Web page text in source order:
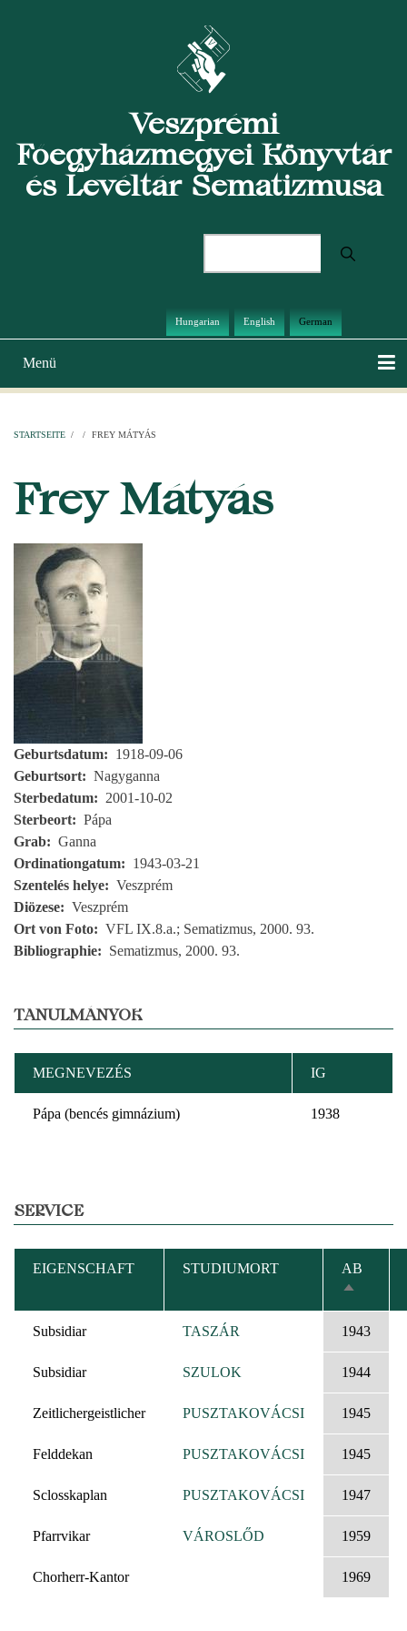
Veszprémi
Főegyházmegyei Könyvtár
és Levéltár Sematizmusa
Hungarian English German
Hauptnavigation
Menü
STARTSEITE / / FREY MÁTYÁS
Frey Mátyás
Geburtsdatum
1918-09-06
Geburtsort
Nagyganna
Sterbedatum
2001-10-02
Sterbeort
Pápa
Grab
Ganna
Ordinationgatum
1943-03-21
Szentelés helye
Veszprém
Diözese
Veszprém
Ort von Foto
VFL IX.8.a.; Sematizmus, 2000. 93.
Bibliographie
Sematizmus, 2000. 93.
TANULMÁNYOK
MEGNEVEZÉS IG
Pápa (bencés gimnázium) 1938
SERVICE
EIGENSCHAFT STUDIUMORT
AB
Subsidiar
TASZÁR 1943
Subsidiar SZULOK 1944
Zeitlichergeistlicher PUSZTAKOVÁCSI 1945
Felddekan PUSZTAKOVÁCSI 1945
Sclosskaplan PUSZTAKOVÁCSI 1947
Pfarrvikar VÁROSLŐD 1959
Chorherr-Kantor 1969